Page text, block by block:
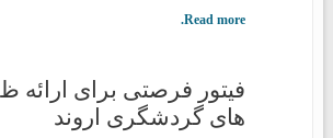
Read more.
فیتور فرصتی برای ارائه
های گردشگری اروند